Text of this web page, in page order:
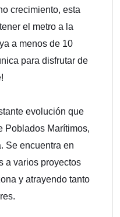
crecimiento, esta
el metro a la
a menos de 10
para disfrutar de
evolución que
Poblados Marítimos,
Se encuentra en
a varios proyectos
y atrayendo tanto